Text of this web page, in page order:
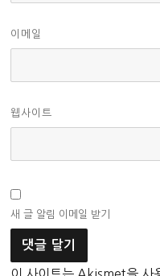
이메일
웹사이트
새 글 알림 이메일 받기
이 사이트는 Akismet을 사